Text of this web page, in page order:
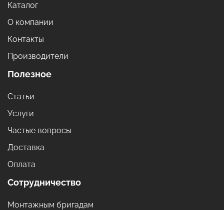
Каталог
О компании
Контакты
Производители
Полезное
Статьи
Услуги
Частые вопросы
Доставка
Оплата
Сотрудничество
Монтажным бригадам